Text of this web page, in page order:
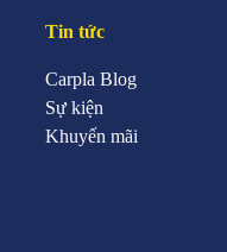
Tin tức
Carpla Blog
Sự kiện
Khuyến mãi